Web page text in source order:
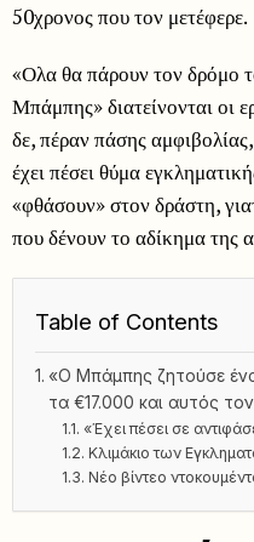
50χρονος που τον μετέφερε.
«Ολα θα πάρουν τον δρόμο
Μπάμπης» διατείνονται οι
δε, πέραν πάσης
έχει πέσει θύμα
«φθάσουν» στον δράστη,
που δένουν το αδίκημα της
Table of Contents
«Ο Μπάμπης ζητούσε
τα €17.000 και αυτός
«Έχει πέσει σε
Κλιμάκιο των
Νέο βίντεο